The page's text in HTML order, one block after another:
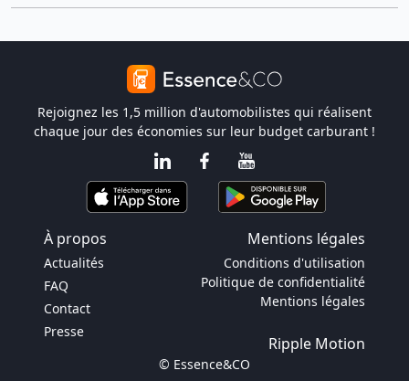
Rejoignez les 1,5 million d'automobilistes qui réalisent
chaque jour des économies sur leur budget carburant !
À propos Mentions légales
Actualités
FAQ
Contact
Presse
Conditions d'utilisation
Politique de confidentialité
Mentions légales
Ripple Motion
© Essence&CO